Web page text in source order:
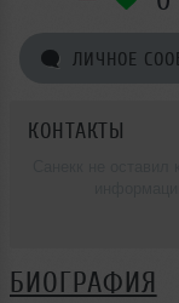
ЛИЧНОЕ
КОНТАКТЫ
БИОГРАФИЯ